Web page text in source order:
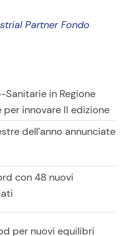
Partner Fondo
in Regione
innovare II edizione
dell’anno annunciate
con 48 nuovi
per nuovi equilibri